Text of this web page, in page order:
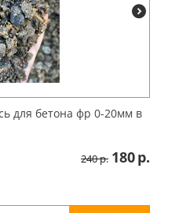
для бетона фр 0-20мм в
240р. 180р.